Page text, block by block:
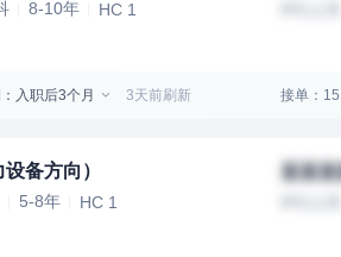
8-10年 HC 1
入职后3个月 3天前刷新 接单：15
备方向）
5-8年 HC 1
某某